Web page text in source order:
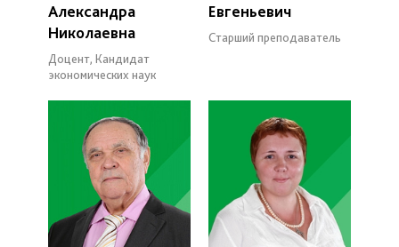
Александра
Николаевна
Доцент, Кандидат
экономических наук
Евгеньевич
Старший преподаватель